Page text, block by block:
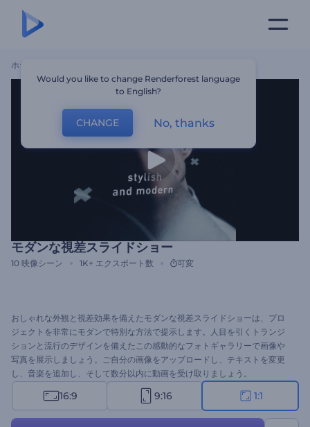
ホーム
モダンな視差スライドショー
10 映像シーン 1K+ エクスポート数 可変
おしゃれな外観と視差効果を備えたモダンな視差スライドショーは、プロ
ジェクトを非常にモダンで特別な方法で提示します。人目を引くトランジ
ションと流行のデザインを備えたこの感動的なフォトギャラリーで画像や
写真を展示しましょう。ご自分の画像をアップロードし、テキストを変更
し、音楽を追加し、そして数分以内に動画を受け取りましょう。
16:9 9:16 1:1
Would you like to change Renderforest language
to English?
CHANGE No, thanks